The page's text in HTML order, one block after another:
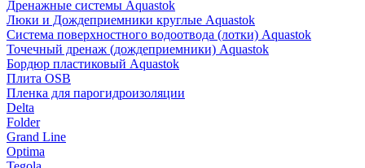
Дренажные системы Aquastok
Люки и Дождеприемники круглые Aquastok
Система поверхностного водоотвода (лотки) Aquastok
Точечный дренаж (дождеприемники) Aquastok
Бордюр пластиковый Aquastok
Плита OSB
Пленка для парогидроизоляции
Delta
Folder
Grand Line
Optima